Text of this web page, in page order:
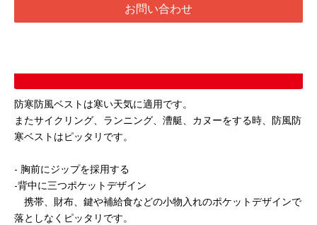
お問い合わせ
防寒防風ベストは寒い天気に適用です。
またサイクリング、ランニング、漕艇、カヌーをする時、防風防
寒ベストはピッタリです。
- 胸前にジップを採用する
-背中に三つポケットデザイン
携帯、財布、鍵や補給食などの小物入れのポケットデザインで
落としなくピッタリです。